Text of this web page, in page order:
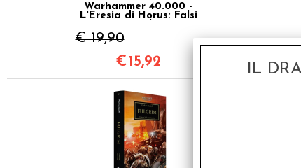
Warhammer 40.000 -
L'Eresia di Horus: Falsi
€ 19,90
€ 15,92
IL